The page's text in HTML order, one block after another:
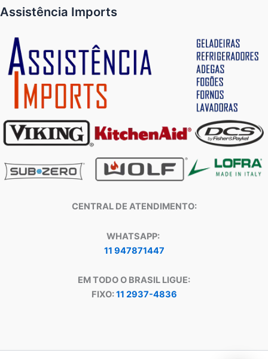
Assistência Imports
CENTRAL DE ATENDIMENTO:
WHATSAPP:
11 947871447
EM TODO O BRASIL LIGUE:
FIXO:11 2937-4836